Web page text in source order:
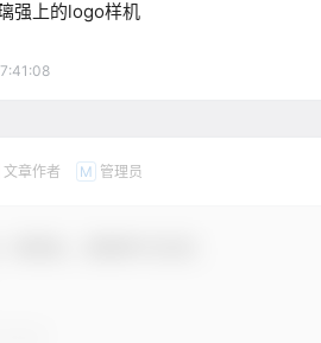
强上的logo样机
文章作者 M 管理员